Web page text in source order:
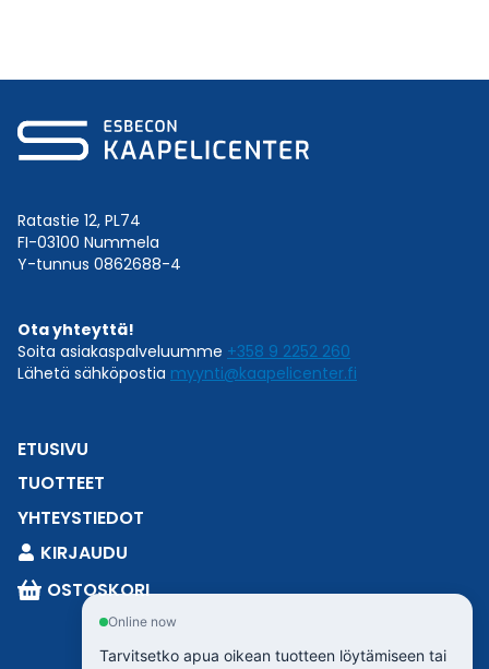
Ratastie 12, PL74
FI-03100 Nummela
Y-tunnus 0862688-4
Ota yhteyttä!
Soita asiakaspalveluumme +358 9 2252 260
Lähetä sähköpostia myynti@kaapelicenter.fi
ETUSIVU
TUOTTEET
YHTEYSTIEDOT
KIRJAUDU
OSTOSKORI
Online now
Tarvitsetko apua oikean tuotteen löytämiseen tai